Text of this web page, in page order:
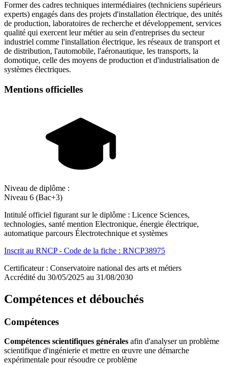
Former des cadres techniques intermédiaires (techniciens supérieurs
experts) engagés dans des projets d'installation électrique, des unités
de production, laboratoires de recherche et développement, services
qualité qui exercent leur métier au sein d'entreprises du secteur
industriel comme l'installation électrique, les réseaux de transport et
de distribution, l'automobile, l'aéronautique, les transports, la
domotique, celle des moyens de production et d'industrialisation de
systèmes électriques.
Mentions officielles
Niveau de diplôme :
Niveau 6 (Bac+3)
Intitulé officiel figurant sur le diplôme : Licence Sciences,
technologies, santé mention Electronique, énergie électrique,
automatique parcours Électrotechnique et systèmes
Inscrit au RNCP - Code de la fiche : RNCP38975
Certificateur : Conservatoire national des arts et métiers
Accrédité du 30/05/2025 au 31/08/2030
Compétences et débouchés
Compétences
Compétences scientifiques générales afin d'analyser un problème
scientifique d'ingénierie et mettre en œuvre une démarche
expérimentale pour résoudre ce problème